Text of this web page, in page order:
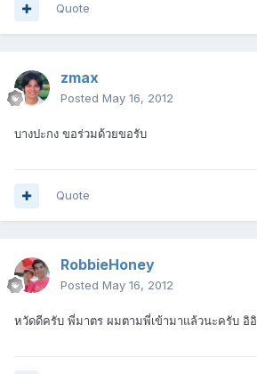
Quote
zmax
Posted May 16, 2012
บางปะกง ขอร่วมด้วยขอรับ
Quote
RobbieHoney
Posted May 16, 2012
หวัดดีครับ พี่มาตร ผมตามพี่เข้ามาแล้วนะครับ อิอิ